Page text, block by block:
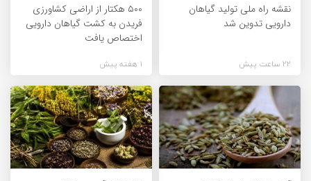
نقشه راه ملی تولید گیاهان
دارویی تدوین شد
22 ساعت پیش
۵۰۰ هکتار از اراضی کشاورزی
فریدن به کشت گیاهان دارویی
اختصاص یافت
1 هفته پیش